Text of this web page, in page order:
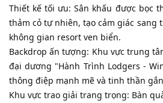
​Thiết kế tối ưu: Sân khấu được bọc
thảm cỏ tự nhiên, tạo cảm giác sang
không gian resort ven biển.
​Backdrop ấn tượng: Khu vực trung
đại dương "Hành Trình Lodgers -
thông điệp mạnh mẽ và tinh thần
​Khu vực trao giải trang trọng: Bàn